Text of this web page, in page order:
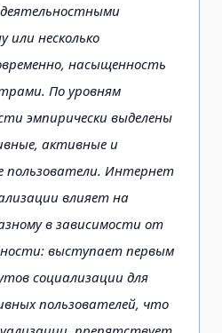
или несколько
насыщенность
По уровням
эмпирически выделены
активные и
пользователи. Интернет
влияет на
в зависимости от
выступает первым
социализации для
пользователей, что